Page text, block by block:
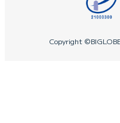
Copyright